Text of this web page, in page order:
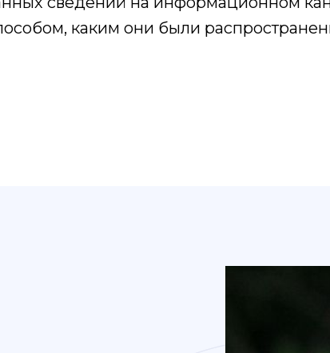
каким они были